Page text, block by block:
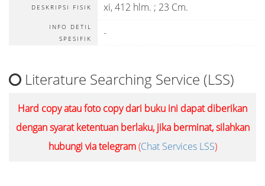
DESKRIPSI FISIK xi, 412 hlm. ; 23 Cm.
INFO DETIL
SPESIFIK
-
Literature Searching Service (LSS)
Hard copy atau foto copy dari buku ini dapat diberikan
dengan syarat ketentuan berlaku, jika berminat, silahkan
hubungi via telegram(Chat Services LSS)